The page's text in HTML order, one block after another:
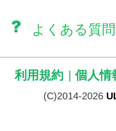
よくある質問
利用規約 | 個人情
(C)2014-2026